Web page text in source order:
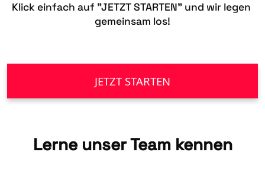
Klick einfach auf "JETZT STARTEN" und wir legen
gemeinsam los!
JETZT STARTEN
Lerne unser Team kennen